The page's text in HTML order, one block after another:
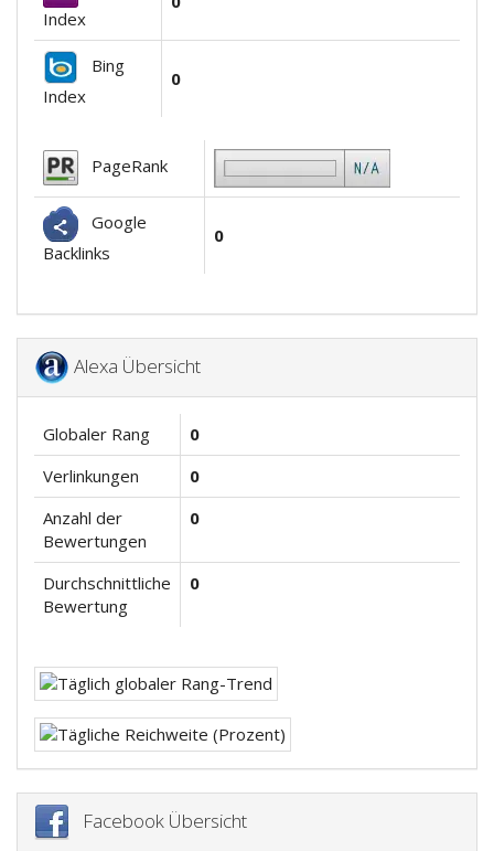
Index
Bing
Index
0
PageRank
Google
Backlinks
0
Alexa Übersicht
Globaler Rang
0
Verlinkungen
0
Anzahl der
Bewertungen
0
Durchschnittliche
Bewertung
0
Facebook Übersicht